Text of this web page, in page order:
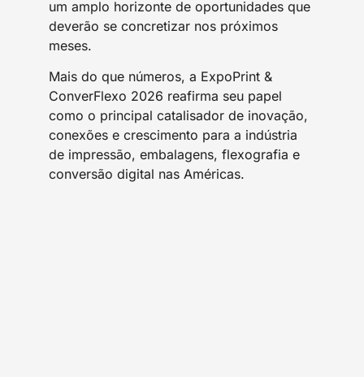
um amplo horizonte de oportunidades que
deverão se concretizar nos próximos
meses.
Mais do que números, a ExpoPrint &
ConverFlexo 2026 reafirma seu papel
como o principal catalisador de inovação,
conexões e crescimento para a indústria
de impressão, embalagens, flexografia e
conversão digital nas Américas.